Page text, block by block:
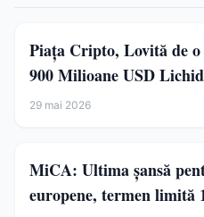
Piața Cripto, Lovită de
900 Milioane USD
29 mai 2026
MiCA: Ultima șansă
europene, termen limită